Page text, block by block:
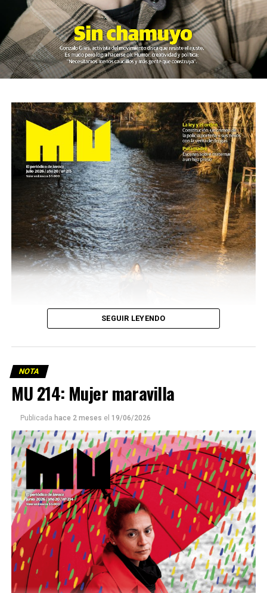
Este número 215 de MU ☝️viene con doble tapa, que
podría ser una frase:
Sin chamuyo, a remarla.
Descargar la Mu en PDF
SEGUIR LEYENDO
NOTA
MU 214: Mujer maravilla
Publicada hace 2 meses el 19/06/2026